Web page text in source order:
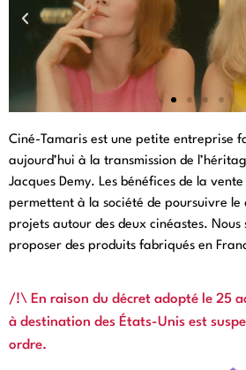
LES DEMOISELLES DE
ROCHEFORT
Delphine, viens voir, ils sont arrivés...
sélection de goodies autour du film culte
!
Cliquez ici
Ciné-Tamaris est une petite entreprise
aujourd’hui à la transmission de
Jacques Demy. Les bénéfices de la
permettent à la société de poursuivre le
projets autour des deux cinéastes. Nous
proposer des produits fabriqués en
/!\ En raison du décret adopté le 25
à destination des États-Unis est
ordre.